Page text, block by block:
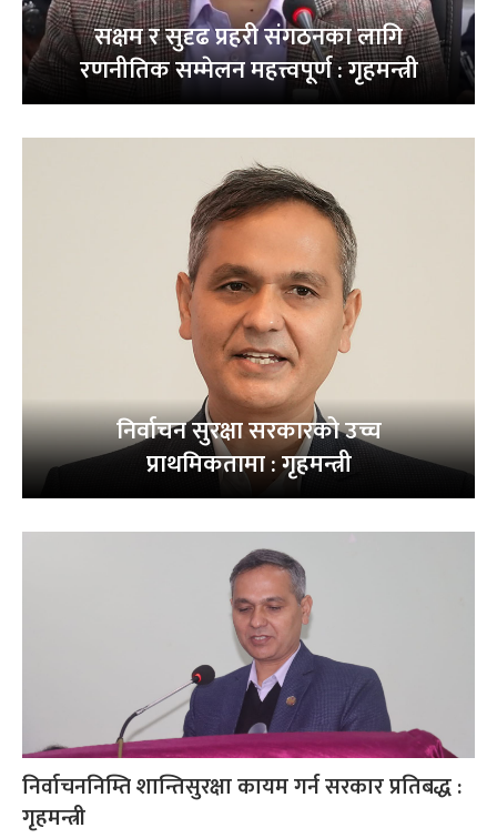
सक्षम र सुदृढ प्रहरी संगठनका लागि
रणनीतिक सम्मेलन महत्त्वपूर्ण : गृहमन्त्री
निर्वाचन सुरक्षा सरकारको उच्च
प्राथमिकतामा : गृहमन्त्री
निर्वाचननिम्ति शान्तिसुरक्षा कायम गर्न सरकार प्रतिबद्ध :
गृहमन्त्री